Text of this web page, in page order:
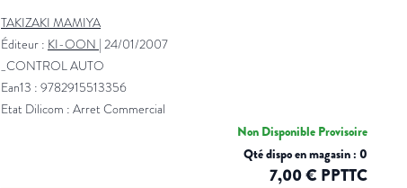
TAKIZAKI MAMIYA
Éditeur : KI-OON | 24/01/2007
_CONTROL AUTO
Ean13 : 9782915513356
Etat Dilicom : Arret Commercial
Non Disponible Provisoire
Qté dispo en magasin : 0
7,00 € PPTTC